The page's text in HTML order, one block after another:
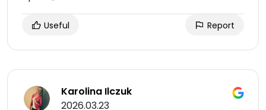
Useful Report
Karolina Ilczuk
2026.03.23